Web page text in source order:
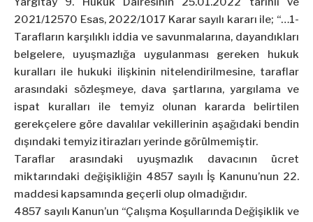
2021/12570 Esas, 2022/1017 Karar sayılı kararı ile; “…1-
Tarafların karşılıklı iddia ve savunmalarına, dayandıkları
belgelere, uyuşmazlığa uygulanması gereken hukuk
kuralları ile hukuki ilişkinin nitelendirilmesine, taraflar
arasındaki sözleşmeye, dava şartlarına, yargılama ve
ispat kuralları ile temyiz olunan kararda belirtilen
gerekçelere göre davalılar vekillerinin aşağıdaki bendin
dışındaki temyiz itirazları yerinde görülmemiştir.
Taraflar arasındaki uyuşmazlık davacının ücret
miktarındaki değişikliğin 4857 sayılı İş Kanunu’nun 22.
maddesi kapsamında geçerli olup olmadığıdır.
4857 sayılı Kanun’un “Çalışma Koşullarında Değişiklik ve